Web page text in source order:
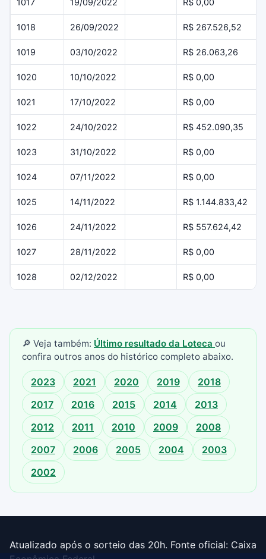
1017 19/09/2022 R$ 0,00
1018 26/09/2022 R$ 267.526,52
1019 03/10/2022 R$ 26.063,26
1020 10/10/2022 R$ 0,00
1021 17/10/2022 R$ 0,00
1022 24/10/2022 R$ 452.090,35
1023 31/10/2022 R$ 0,00
1024 07/11/2022 R$ 0,00
1025 14/11/2022 R$ 1.144.833,42
1026 24/11/2022 R$ 557.624,42
1027 28/11/2022 R$ 0,00
1028 02/12/2022 R$ 0,00
🔎 Veja também: Último resultado da Loteca ou
confira outros anos do histórico completo abaixo.
2023 2021 2020 2019
2018
2017
2016 2015 2014
2013
2012
2011 2010 2009
2008
2007
2006 2005 2004
2003
2002
Atualizado após o sorteio das 20h. Fonte oficial: Caixa